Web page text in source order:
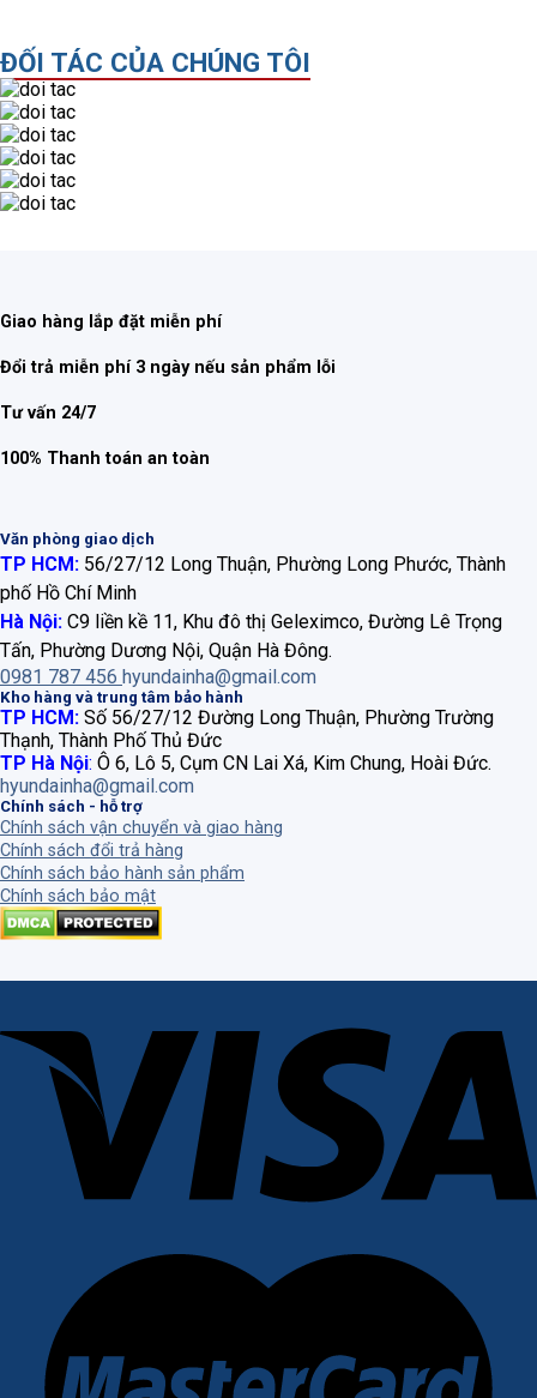
ĐỐI TÁC CỦA CHÚNG TÔI
Giao hàng lắp đặt miễn phí
Đổi trả miễn phí 3 ngày nếu sản phẩm lỗi
Tư vấn 24/7
100% Thanh toán an toàn
Văn phòng giao dịch
TP HCM: 56/27/12 Long Thuận, Phường Long Phước, Thành
phố Hồ Chí Minh
Hà Nội: C9 liền kề 11, Khu đô thị Geleximco, Đường Lê Trọng
Tấn, Phường Dương Nội, Quận Hà Đông.
0981 787 456 hyundainha@gmail.com
Kho hàng và trung tâm bảo hành
TP HCM: Số 56/27/12 Đường Long Thuận, Phường Trường
Thạnh, Thành Phố Thủ Đức
TP Hà Nội: Ô 6, Lô 5, Cụm CN Lai Xá, Kim Chung, Hoài Đức.
hyundainha@gmail.com
Chính sách - hỗ trợ
Chính sách vận chuyển và giao hàng
Chính sách đổi trả hàng
Chính sách bảo hành sản phẩm
Chính sách bảo mật